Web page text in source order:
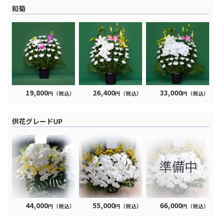
和菊
19,800円（税込） 26,400円（税込） 33,000円（税込）
供花グレードUP
44,000円（税込） 55,000円（税込） 66,000円（税込）